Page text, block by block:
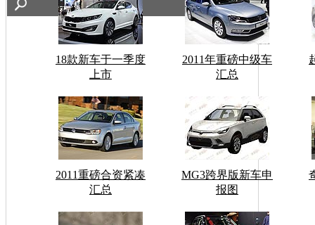
18款新车于一季度
上市
2011年重磅中级车
汇总
2011重磅合资紧凑
汇总
MG3跨界版新车申
报图